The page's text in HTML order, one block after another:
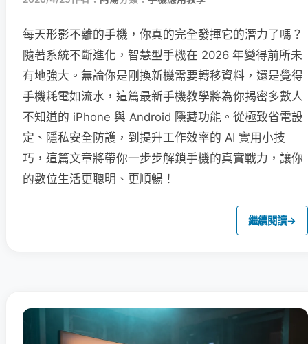
每天形影不離的手機，你真的完全發揮它的潛力了嗎？
隨著系統不斷進化，智慧型手機在 2026 年變得前所未
有地強大。無論你是剛換新機需要轉移資料，還是覺得
手機耗電如流水，這篇最新手機教學將為你揭密多數人
不知道的 iPhone 與 Android 隱藏功能。從極致省電設
定、隱私安全防護，到提升工作效率的 AI 實用小技
巧，這篇文章將帶你一步步解鎖手機的真實戰力，讓你
的數位生活更聰明、更順暢！
繼續閱讀→